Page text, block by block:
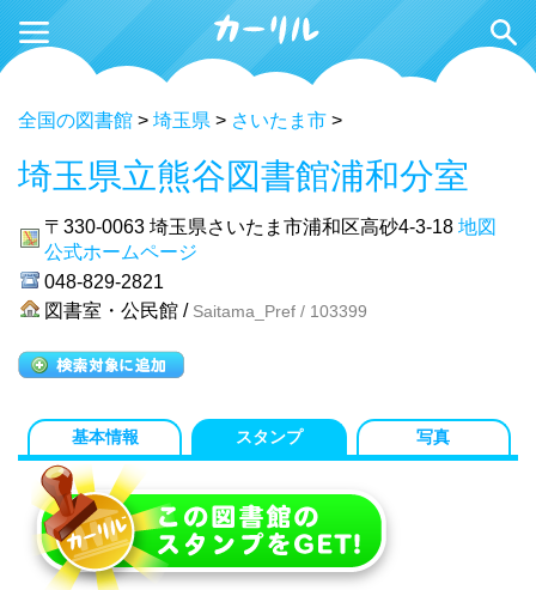
全国の図書館 > 埼玉県 > さいたま市 >
埼玉県立熊谷図書館浦和分室
〒330-0063 埼玉県さいたま市浦和区高砂4-3-18 地図
公式ホームページ
048-829-2821
図書室・公民館 / Saitama_Pref / 103399
基本情報 スタンプ 写真